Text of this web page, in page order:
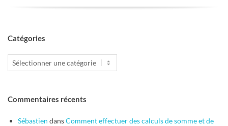
Catégories
Catégories
Commentaires récents
Sébastien dansComment effectuer des calculs de somme et de